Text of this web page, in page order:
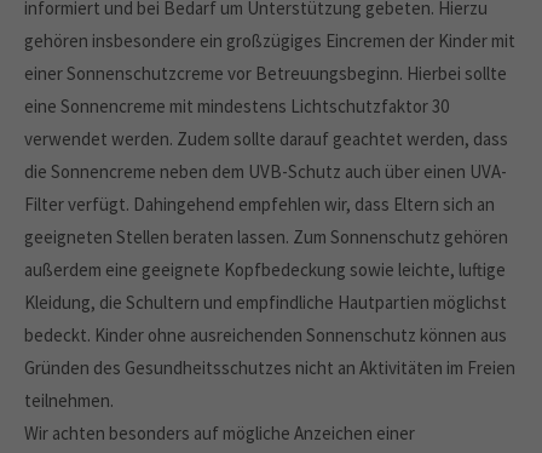
informiert und bei Bedarf um Unterstützung gebeten. Hierzu
gehören insbesondere ein großzügiges Eincremen der Kinder mit
einer Sonnenschutzcreme vor Betreuungsbeginn. Hierbei sollte
eine Sonnencreme mit mindestens Lichtschutzfaktor 30
verwendet werden. Zudem sollte darauf geachtet werden, dass
die Sonnencreme neben dem UVB-Schutz auch über einen UVA-
Filter verfügt. Dahingehend empfehlen wir, dass Eltern sich an
geeigneten Stellen beraten lassen. Zum Sonnenschutz gehören
außerdem eine geeignete Kopfbedeckung sowie leichte, luftige
Kleidung, die Schultern und empfindliche Hautpartien möglichst
bedeckt. Kinder ohne ausreichenden Sonnenschutz können aus
Gründen des Gesundheitsschutzes nicht an Aktivitäten im Freien
teilnehmen.
Wir achten besonders auf mögliche Anzeichen einer